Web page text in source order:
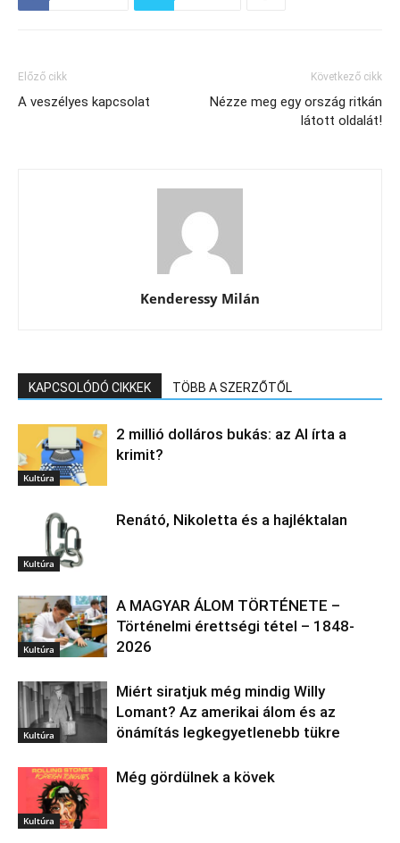
Előző cikk
A veszélyes kapcsolat
Következő cikk
Nézze meg egy ország ritkán
látott oldalát!
Kenderessy Milán
KAPCSOLÓDÓ CIKKEK TÖBB A SZERZŐTŐL
Kultúra
2 millió dolláros bukás: az AI írta a
krimit?
Kultúra
Renátó, Nikoletta és a hajléktalan
Kultúra
A MAGYAR ÁLOM TÖRTÉNETE –
Történelmi érettségi tétel – 1848-
2026
Kultúra
Miért siratjuk még mindig Willy
Lomant? Az amerikai álom és az
önámítás legkegyetlenebb tükre
Kultúra
Még gördülnek a kövek